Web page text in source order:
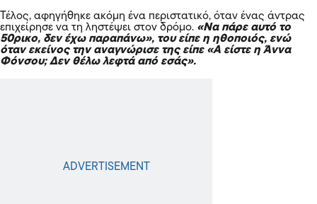
Τέλος, αφηγήθηκε ακόμη ένα περιστατικό, όταν ένας άντρας
επιχείρησε να τη ληστέψει στον δρόμο. «Να πάρε αυτό το
50ρικο, δεν έχω παραπάνω», του είπε η ηθοποιός, ενώ
όταν εκείνος την αναγνώρισε της είπε «Α είστε η Άννα
Φόνσου; Δεν θέλω λεφτά από εσάς».